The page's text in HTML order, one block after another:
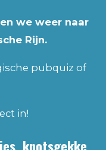
we weer naar
Rijn.
pubquiz of
in!
knotsgekke